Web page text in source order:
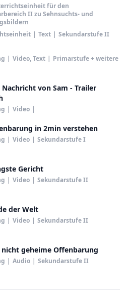
für den
II zu Sehnsuchts- und
| Text | Sekundarstufe II
| Video, Text | Primarstufe + weitere
Nachricht von Sam - Trailer
| Video |
in 2min verstehen
| Video | Sekundarstufe I
Gericht
| Video | Sekundarstufe II
der Welt
| Video | Sekundarstufe II
nicht geheime Offenbarung
| Audio | Sekundarstufe II